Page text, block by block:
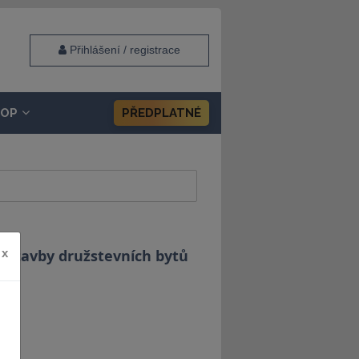
Přihlášení / registrace
PŘEDPLATNÉ
družstevních bytů
x